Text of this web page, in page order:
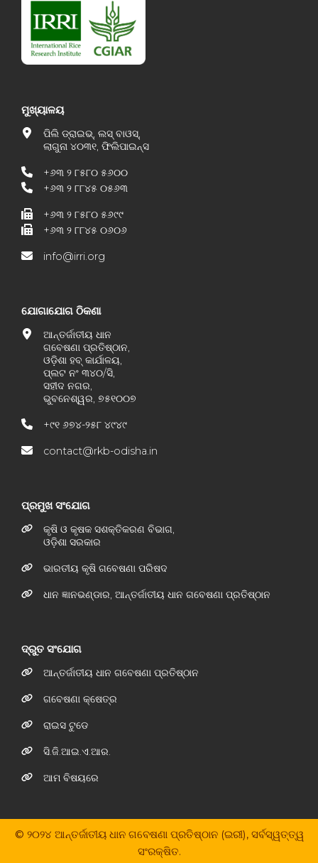
ମୁଖ୍ୟାଳୟ
ପିଲି ଡ୍ରାଇଭ୍, ଲସ୍ ବାଓସ୍,
ଲାଗୁନା ୪୦୩୧, ଫିଲିପାଇନ୍ସ
+୬୩ ୨ ୮୫୮୦ ୫୬୦୦
+୬୩ ୨ ୮୮୪୫ ୦୫୬୩
+୬୩ ୨ ୮୫୮୦ ୫୬୯୯
+୬୩ ୨ ୮୮୪୫ ୦୬୦୬
info@irri.org
ଯୋଗାଯୋଗ ଠିକଣା
ଆନ୍ତର୍ଜାତୀୟ ଧାନ
ଗବେଷଣା ପ୍ରତିଷ୍ଠାନ,
ଓଡ଼ିଶା ହବ୍ କାର୍ଯାଳୟ,
ପ୍ଲଟ ନଂ ୩୪୦/ସି,
ସହୀଦ ନଗର,
ଭୁବନେଶ୍ୱର, ୭୫୧୦୦୭
+୯୧ ୬୭୪-୨୫୮ ୪୯୪୯
contact@rkb-odisha.in
ପ୍ରମୁଖ ସଂଯୋଗ
କୃଷି ଓ କୃଷକ ସଶକ୍ତିକରଣ ବିଭାଗ,
ଓଡ଼ିଶା ସରକାର
ଭାରତୀୟ କୃଷି ଗବେଷଣା ପରିଷଦ
ଧାନ ଜ୍ଞାନଭଣ୍ଡାର, ଆନ୍ତର୍ଜାତୀୟ ଧାନ ଗବେଷଣା ପ୍ରତିଷ୍ଠାନ
ଦ୍ରୁତ ସଂଯୋଗ
ଆନ୍ତର୍ଜାତୀୟ ଧାନ ଗବେଷଣା ପ୍ରତିଷ୍ଠାନ
ଗବେଷଣା କ୍ଷେତ୍ର
ରାଇସ ଟୁଡେ
ସି.ଜି.ଆଇ.ଏ.ଆର.
ଆମ ବିଷୟରେ
© ୨୦୨୪ ଆନ୍ତର୍ଜାତୀୟ ଧାନ ଗବେଷଣା ପ୍ରତିଷ୍ଠାନ (ଇରୀ), ସର୍ବସ୍ୱତ୍ତ୍ୱ
ସଂରକ୍ଷିତ.